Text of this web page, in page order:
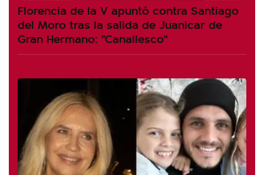
Florencia de la V apuntó contra Santiago
del Moro tras la salida de Juanicar de
Gran Hermano: "Canallesco"